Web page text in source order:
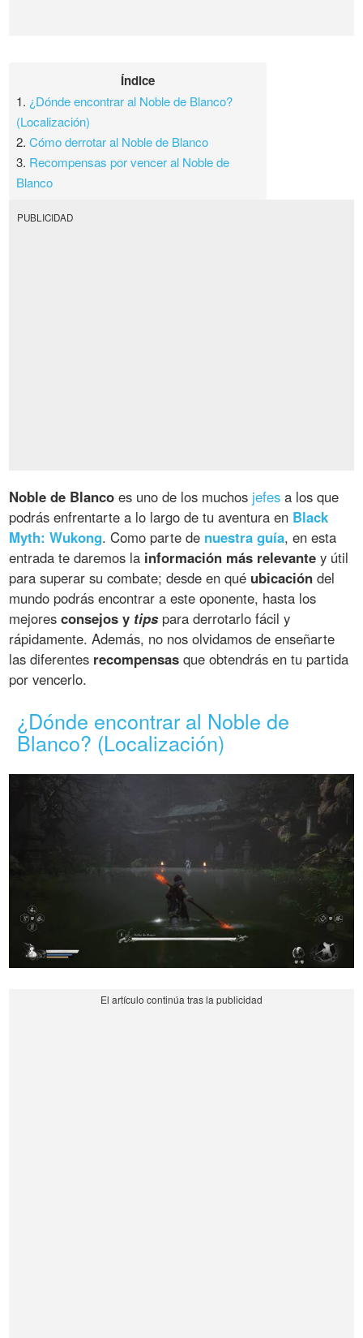
Índice
1. ¿Dónde encontrar al Noble de Blanco?
(Localización)
2.Cómo derrotar al Noble de Blanco
3. Recompensas por vencer al Noble de
Blanco
PUBLICIDAD
Noble de Blanco es uno de los muchos jefes a los que
podrás enfrentarte a lo largo de tu aventura en Black
Myth: Wukong. Como parte de nuestra guía, en esta
entrada te daremos la información más relevante y útil
para superar su combate; desde en qué ubicación del
mundo podrás encontrar a este oponente, hasta los
mejoresconsejos y tipspara derrotarlo fácil y
rápidamente. Además, no nos olvidamos de enseñarte
las diferentes recompensas que obtendrás en tu partida
por vencerlo.
¿Dónde encontrar al Noble de
Blanco? (Localización)